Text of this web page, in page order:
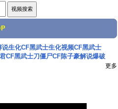
生化CF黑武士生化视频CF黑武士
CF黑武士刀僵尸CF陈子豪解说爆破
更多